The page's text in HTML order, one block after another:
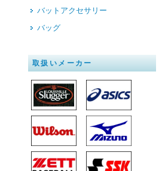
バットアクセサリー
バッグ
取扱いメーカー